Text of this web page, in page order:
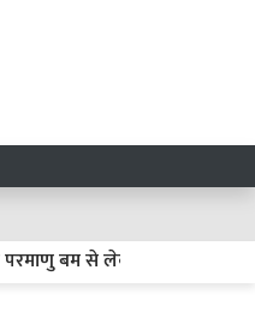
बम से लेकर मंगल पर